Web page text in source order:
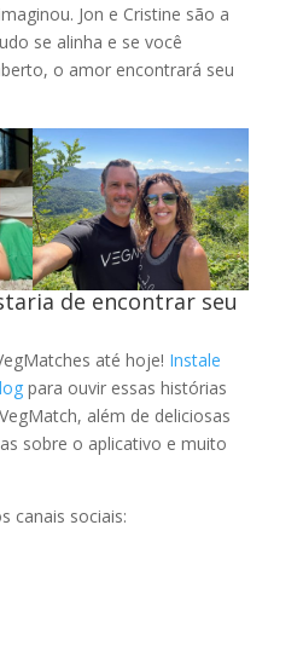
Jon e Cristine são a
se alinha e se você
o amor encontrará seu
de encontrar seu
até hoje! Instale
para ouvir essas histórias
além de deliciosas
sobre o aplicativo e muito
canais sociais: